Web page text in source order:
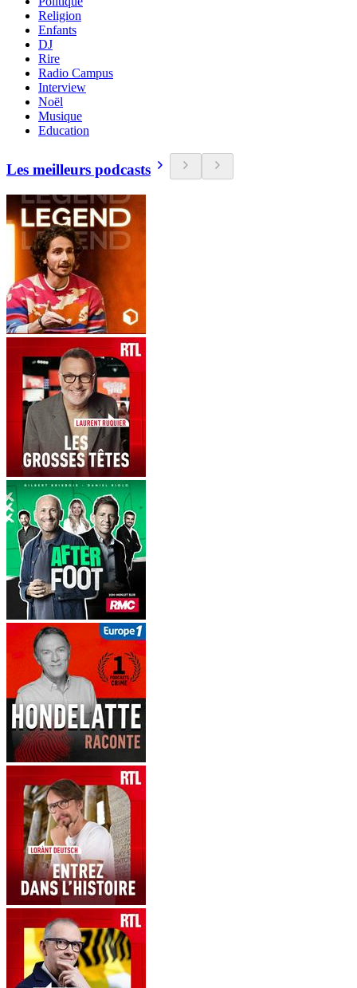
Religion
Enfants
DJ
Rire
Radio Campus
Interview
Noël
Musique
Education
Les meilleurs podcasts